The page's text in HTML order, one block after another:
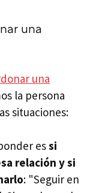
una
una
la persona
situaciones:
essi
relación y si
: "Seguir en